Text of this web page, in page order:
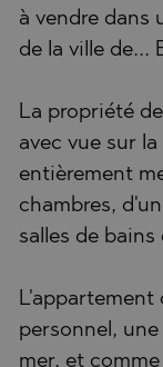
à vendre dans
de la ville de...
La propriété
avec vue sur
entièrement
chambres,
salles de
L'appartement
personnel,
mer, et